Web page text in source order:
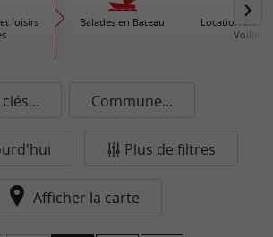
loisirs
Balades en Bateau
Location de
Voiliers
Commune...
Plus de filtres
Afficher la carte